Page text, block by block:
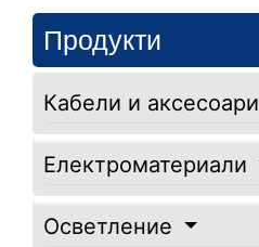
Продукти
Кабели и аксесоари
Електроматериали
Осветление